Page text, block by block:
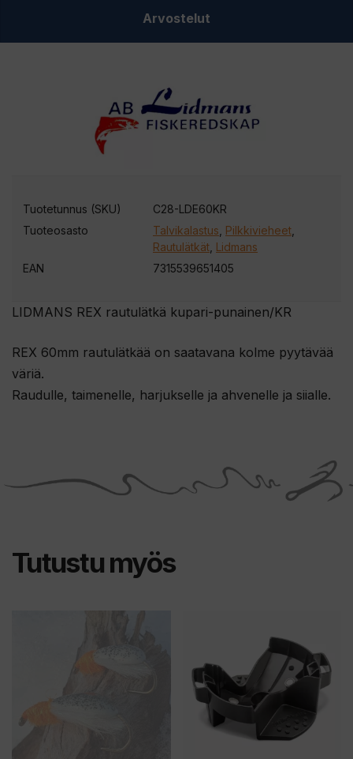
Arvostelut
LIDMANS REX rautulätkä kupari-punainen/KR
REX 60mm rautulätkää on saatavana kolme pyytävää
väriä.
Raudulle, taimenelle, harjukselle ja ahvenelle ja siialle.
Tuotetunnus (SKU)
C28-LDE60KR
Tuoteosasto
Talvikalastus Pilkkivieheet
Rautulätkät Lidmans
EAN
7315539651405
Tutustu myös
muunnelma.
Voit
useampi
muunnelma.